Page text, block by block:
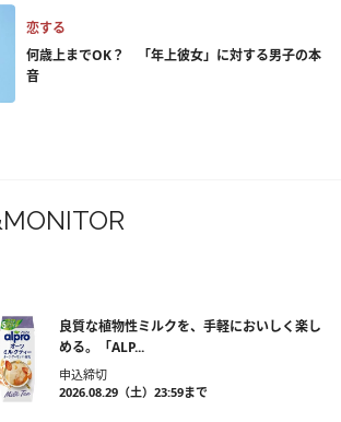
恋する
何歳上までOK？ 「年上彼女」に対する男子の本
音
良質な植物性ミルクを、手軽においしく楽し
める。「ALP...
申込締切
2026.08.29（土）23:59まで